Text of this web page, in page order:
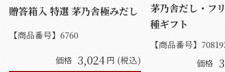
贈答箱入 特選 茅乃舎極みだし
【商品番号】 6760
価格 3,024円 (税込)
茅乃舎だし・フ
種ギフト
【商品番号】
価格